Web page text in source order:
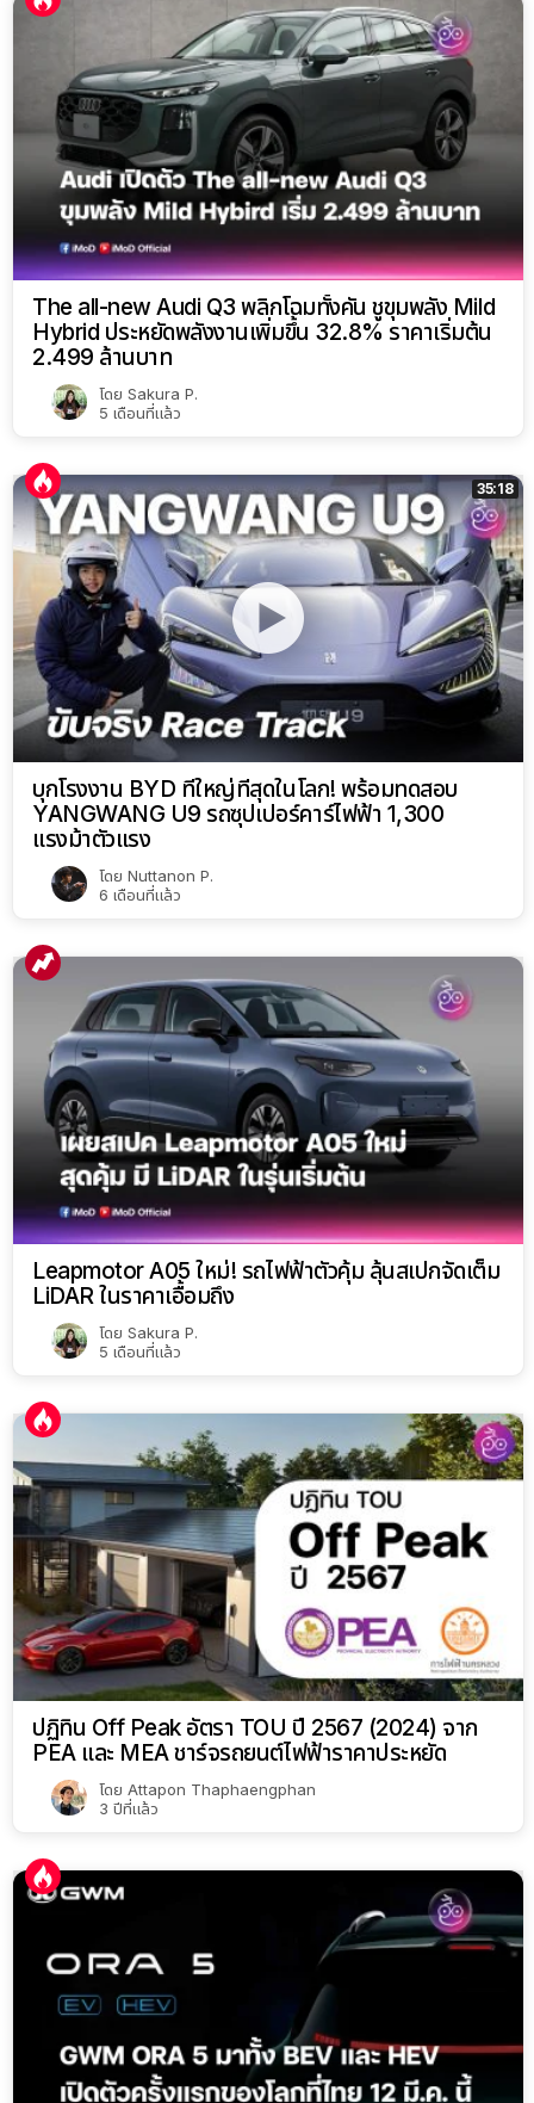
The all-new Audi Q3 พลิกโฉมทั้งคัน ชูขุมพลัง Mild
Hybrid ประหยัดพลังงานเพิ่มขึ้น 32.8% ราคาเริ่มต้น
2.499 ล้านบาท
โดย Sakura P.
5 เดือนที่แล้ว
35:18
บุกโรงงาน BYD ที่ใหญ่ที่สุดในโลก! พร้อมทดสอบ
YANGWANG U9 รถซุปเปอร์คาร์ไฟฟ้า 1,300
แรงม้าตัวแรง
โดย Nuttanon P.
6 เดือนที่แล้ว
Leapmotor A05 ใหม่! รถไฟฟ้าตัวคุ้ม ลุ้นสเปกจัดเต็ม
LiDAR ในราคาเอื้อมถึง
โดย Sakura P.
5 เดือนที่แล้ว
ปฏิทิน Off Peak อัตรา TOU ปี 2567 (2024) จาก
PEA และ MEA ชาร์จรถยนต์ไฟฟ้าราคาประหยัด
โดย Attapon Thaphaengphan
3 ปีที่แล้ว